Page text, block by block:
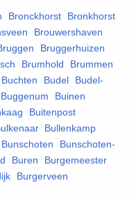
Bronckhorst Bronkhorst
Brouwershaven
Bruggerhuizen
Brumhold Brummen
Buchten Budel
Budel-
Buggenum Buinen
Buitenpost
, Bullenkamp
Bunschoten
Bunschoten-
Buren
Burgemeester
Burgerveen